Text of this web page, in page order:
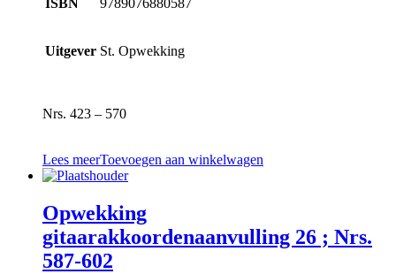
ISBN 9789076880587
Uitgever St. Opwekking
Nrs. 423 – 570
Lees meerToevoegen aan winkelwagen
Opwekking
gitaarakkoordenaanvulling 26 ; Nrs.
587-602